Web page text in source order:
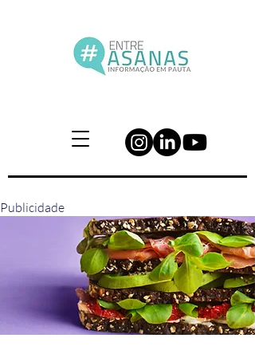
Publicidade